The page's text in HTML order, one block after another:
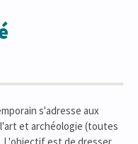
s'adresse aux
et archéologie (toutes